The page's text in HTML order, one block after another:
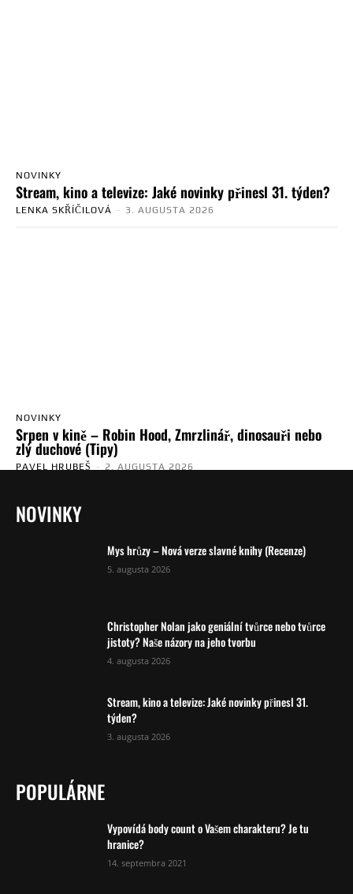
NOVINKY
Stream, kino a televize: Jaké novinky přinesl 31. týden?
LENKA SKŘÍČILOVÁ - 3. AUGUSTA 2026
NOVINKY
Srpen v kině – Robin Hood, Zmrzlinář, dinosauři nebo
zlý duchové (Tipy)
PAVEL HRUBEŠ - 2. AUGUSTA 2026
NOVINKY
Mys hrůzy – Nová verze slavné knihy (Recenze)
5. augusta 2026
Christopher Nolan jako geniální tvůrce nebo tvůrce
jistoty? Naše názory na jeho tvorbu
4. augusta 2026
Stream, kino a televize: Jaké novinky přinesl 31.
týden?
3. augusta 2026
POPULÁRNE
Vypovídá body count o Vašem charakteru? Je tu
hranice?
14. septembra 2021